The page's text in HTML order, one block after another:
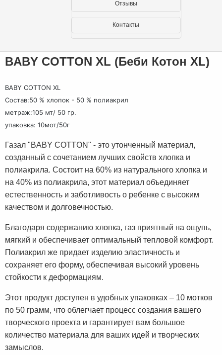
Отзывы
Контакты
BABY COTTON XL (Беби Котон XL)
BABY COTTON XL
Состав:50 % хлопок - 50 % полиакрил
метраж:105 мт/ 50 гр.
упаковка: 10мот/50г
Газал "BABY COTTON" - это утонченный материал,
созданный с сочетанием лучших свойств хлопка и
полиакрила. Состоит на 60% из натурального хлопка и
на 40% из полиакрила, этот материал объединяет
естественность и заботливость о ребенке с высоким
качеством и долговечностью.
Благодаря содержанию хлопка, газ приятный на ощупь,
мягкий и обеспечивает оптимальный тепловой комфорт.
Полиакрил же придает изделию эластичность и
сохраняет его форму, обеспечивая высокий уровень
стойкости к деформациям.
Этот продукт доступен в удобных упаковках – 10 мотков
по 50 грамм, что облегчает процесс создания вашего
творческого проекта и гарантирует вам большое
количество материала для ваших идей и творческих
замыслов.